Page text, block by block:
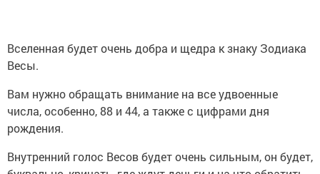
Вселенная будет очень добра и щедра к знаку Зодиака
Весы.
Вам нужно обращать внимание на все удвоенные
числа, особенно, 88 и 44, а также с цифрами дня
рождения.
Внутренний голос Весов будет очень сильным, он будет,